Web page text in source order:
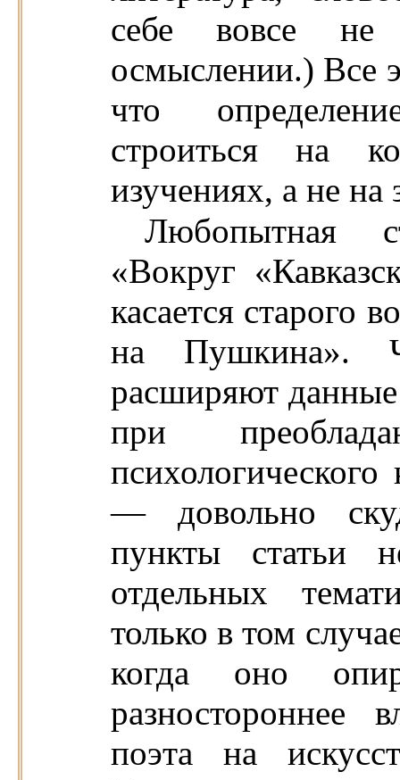
себе вовсе не
осмыслении.) Все
что
строиться на
изучениях, а не
Любопытная
«Вокруг
касается старого
на Пушкина».
расширяют
при
— довольно
пункты статьи
отдельных
только в том
когда оно
разностороннее
поэта на